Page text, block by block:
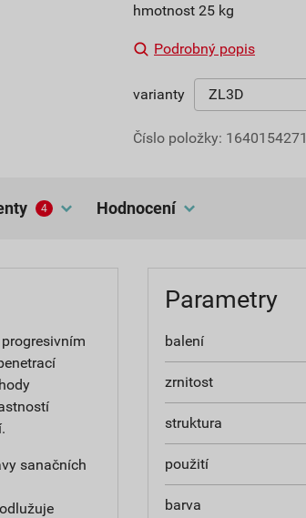
hmotnost 25 kg
Podrobný popis
varianty
Číslo položky: 1640154271
4 hodnocení
sanačních
Parametry
balení
zrnitost
struktura
použití
barva